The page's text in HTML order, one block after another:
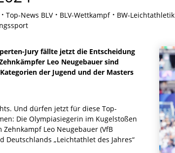
Top-News BLV BLV-Wettkampf BW-Leichtathletik
Jury fällte jetzt die Entscheidung
Leo Neugebauer sind
der Jugend und der Masters
Und dürfen jetzt für diese Top-
Die Olympiasiegerin im Kugelstoßen
Leo Neugebauer (VfB
„Leichtathlet des Jahres“